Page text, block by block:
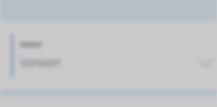
Vorwort